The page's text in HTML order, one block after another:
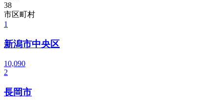
38
市区町村
1
新潟市中央区
10,090
2
長岡市